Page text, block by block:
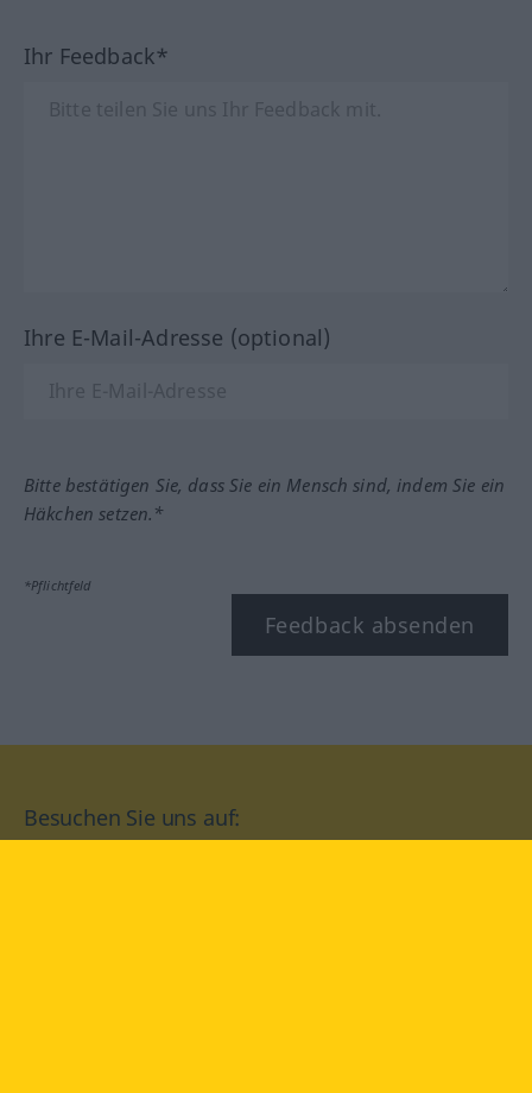
Ihr Feedback*
Ihre E-Mail-Adresse (optional)
Bitte bestätigen Sie, dass Sie ein Mensch sind, indem Sie ein
Häkchen setzen.*
*Pflichtfeld
Feedback absenden
Besuchen Sie uns auf: